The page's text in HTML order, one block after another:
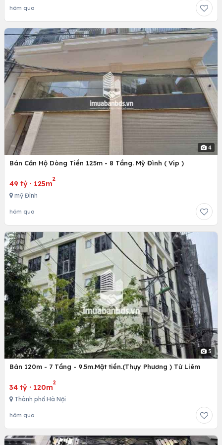
hôm qua
4
Bán Căn Hộ Dòng Tiền 125m - 8 Tầng. Mỹ Đình ( Vip )
49 tỷ · 125m
2
mỹ Đình
hôm qua
5
Bán 120m - 7 Tầng - 9.5m.Mặt tiền.(Thụy Phương ) Từ Liêm
34 tỷ · 120m
2
Thành phố Hà Nội
hôm qua